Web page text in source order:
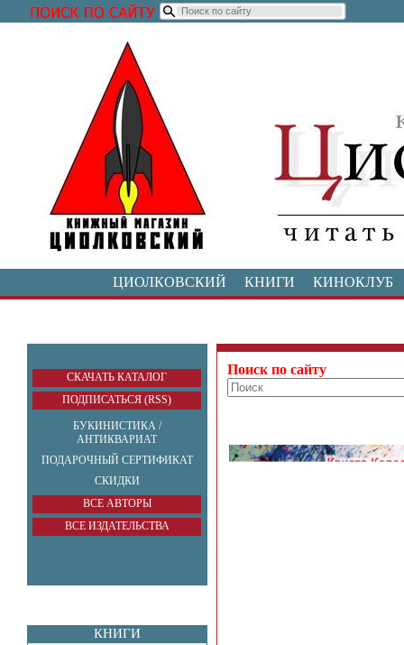
ЦИОЛКОВСКИЙ КНИГИ КИНОКЛУБ
СКАЧАТЬ КАТАЛОГ
ПОДПИСАТЬСЯ (RSS)
БУКИНИСТИКА /
АНТИКВАРИАТ
ПОДАРОЧНЫЙ СЕРТИФИКАТ
СКИДКИ
ВСЕ АВТОРЫ
ВСЕ ИЗДАТЕЛЬСТВА
КНИГИ
Поиск по сайту